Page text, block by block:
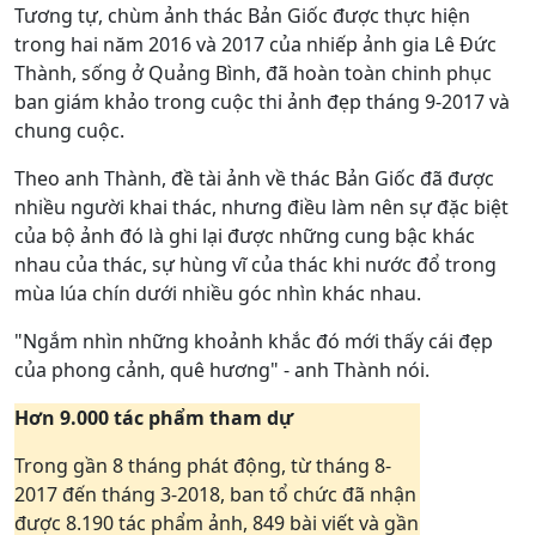
Tương tự, chùm ảnh thác Bản Giốc được thực hiện
trong hai năm 2016 và 2017 của nhiếp ảnh gia Lê Đức
Thành, sống ở Quảng Bình, đã hoàn toàn chinh phục
ban giám khảo trong cuộc thi ảnh đẹp tháng 9-2017 và
chung cuộc.
Theo anh Thành, đề tài ảnh về thác Bản Giốc đã được
nhiều người khai thác, nhưng điều làm nên sự đặc biệt
của bộ ảnh đó là ghi lại được những cung bậc khác
nhau của thác, sự hùng vĩ của thác khi nước đổ trong
mùa lúa chín dưới nhiều góc nhìn khác nhau.
"Ngắm nhìn những khoảnh khắc đó mới thấy cái đẹp
của phong cảnh, quê hương" - anh Thành nói.
Hơn 9.000 tác phẩm tham dự
Trong gần 8 tháng phát động, từ tháng 8-
2017 đến tháng 3-2018, ban tổ chức đã nhận
được 8.190 tác phẩm ảnh, 849 bài viết và gần